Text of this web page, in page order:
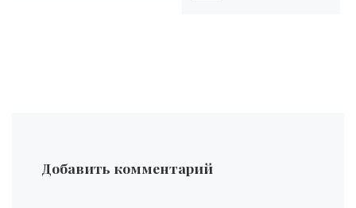
Добавить комментарий